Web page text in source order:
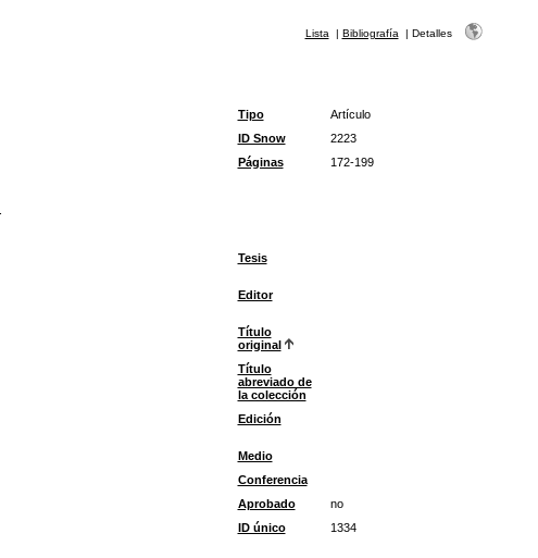
Lista | Bibliografía | Detalles
Tipo
Artículo
ID Snow
2223
Páginas
172-199
Tesis
Editor
Título
original
Título
abreviado de
la colección
Edición
Medio
Conferencia
Aprobado
no
ID único
1334